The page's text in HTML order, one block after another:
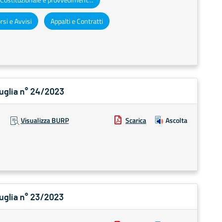
e Avvisi Appalti e Contratti
n° 24/2023
Visualizza BURP Scarica Ascolta
n° 23/2023